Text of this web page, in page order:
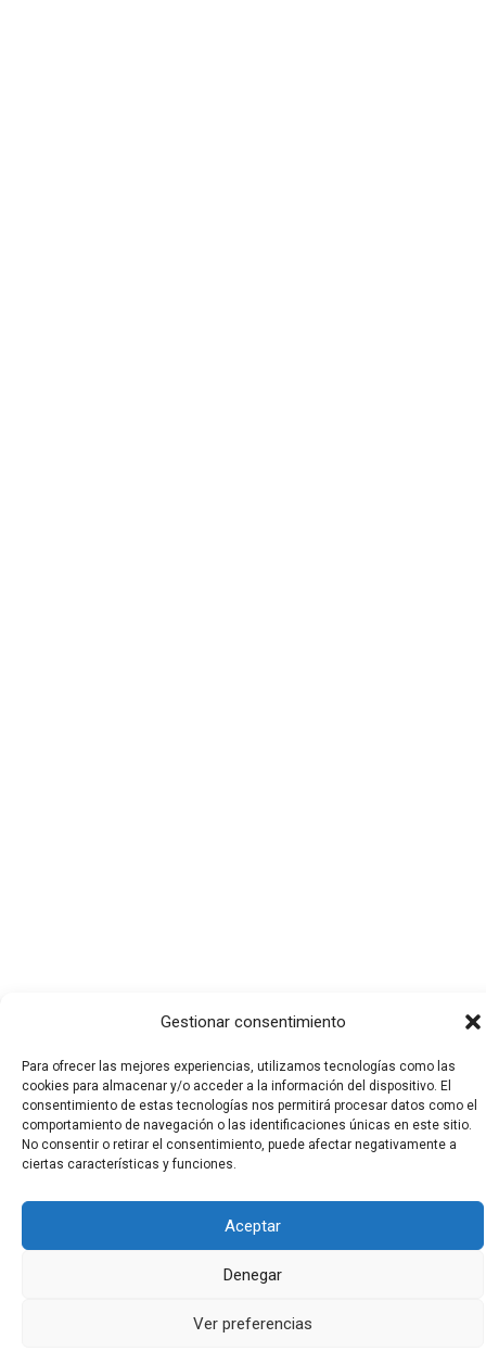
Gestionar consentimiento
Para ofrecer las mejores experiencias, utilizamos tecnologías como las
cookies para almacenar y/o acceder a la información del dispositivo. El
consentimiento de estas tecnologías nos permitirá procesar datos como el
comportamiento de navegación o las identificaciones únicas en este sitio.
No consentir o retirar el consentimiento, puede afectar negativamente a
ciertas características y funciones.
Aceptar
Denegar
Ver preferencias
Todos los derechos © 2026 El Funerario Digital | Funciona
gracias a Tema Astra para WordPress